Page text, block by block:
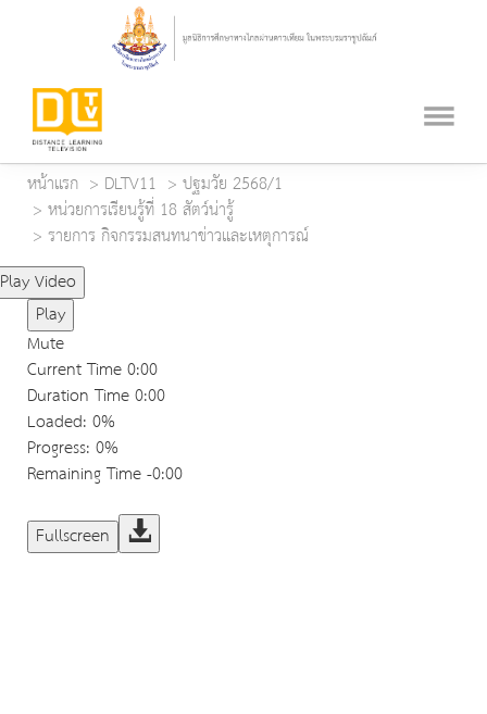
หน้าแรก DLTV11
ปฐมวัย 2568/1
หน่วยการเรียนรู้ที่ 18 สัตว์น่ารู้
รายการ กิจกรรมสนทนาข่าวและเหตุการณ์
Play Video
Play
Mute
Current Time0:00
Duration Time0:00
Loaded: 0%
Progress: 0%
Remaining Time-0:00
Fullscreen